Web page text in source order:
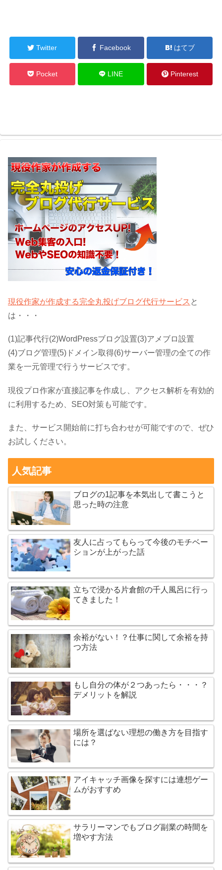
Twitter Facebook はてブ
Pocket LINE Pinterest
現役作家が作成する完全丸投げブログ代行サービス と
は・・・
(1)記事代行(2)WordPressブログ設置(3)アメブロ設置
(4)ブログ管理(5)ドメイン取得(6)サーバー管理の全ての作
業を一元管理で行うサービスです。
現役プロ作家が直接記事を作成し、アクセス解析を有効的
に利用するため、SEO対策も可能です。
また、サービス開始前に打ち合わせが可能ですので、ぜひ
お試しください。
人気記事
ブログの1記事を本気出して書こうと
思った時の注意
友人に占ってもらって今後のモチベー
ションが上がった話
立ちで浸かる片倉館の千人風呂に行っ
てきました！
余裕がない！？仕事に関して余裕を持
つ方法
もし自分の体が２つあったら・・・？
デメリットを解説
場所を選ばない理想の働き方を目指す
には？
アイキャッチ画像を探すには連想ゲー
ムがおすすめ
サラリーマンでもブログ副業の時間を
増やす方法